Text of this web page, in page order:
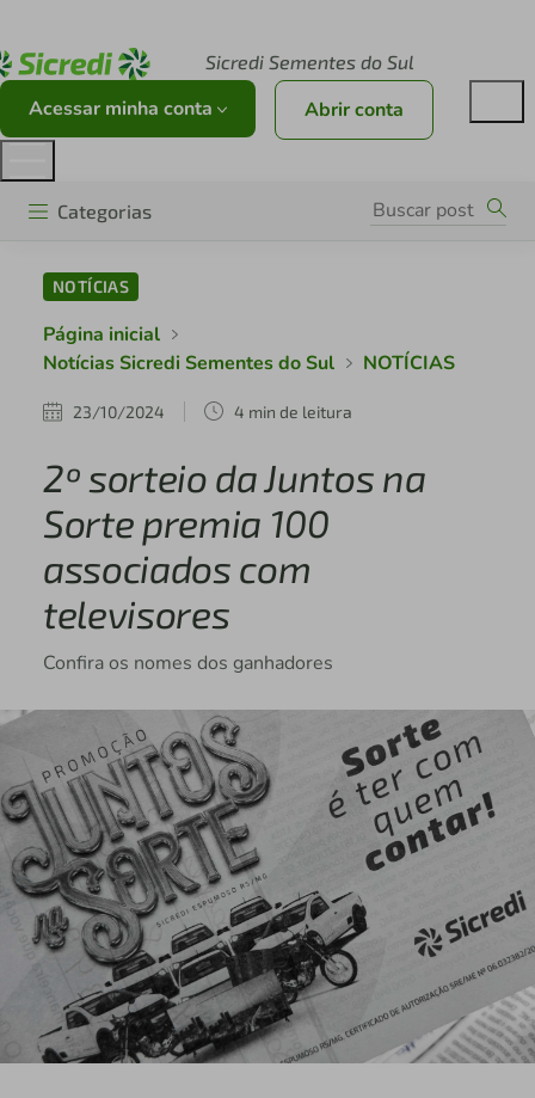
Sicredi Sementes do Sul
Acessar minha conta Abrir conta
Categorias
NOTÍCIAS
Página inicial
Notícias Sicredi Sementes do Sul
NOTÍCIAS
23/10/2024 4 min de leitura
2º sorteio da Juntos na
Sorte premia 100
associados com
televisores
Confira os nomes dos ganhadores